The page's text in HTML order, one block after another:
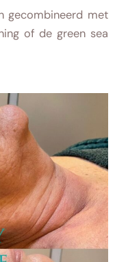
gecombineerd met
of de green sea